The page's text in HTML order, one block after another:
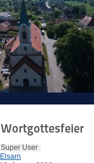
Wortgottesfeier
Super User